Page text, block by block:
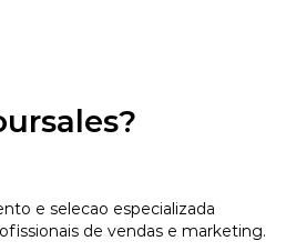
e selecao especializada
de vendas e marketing.